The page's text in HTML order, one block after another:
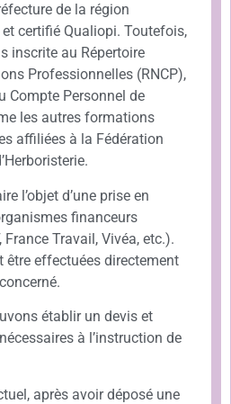
de la région
certifié Qualiopi. Toutefois,
inscrite au Répertoire
Professionnelles (RNCP),
Compte Personnel de
les autres formations
affiliées à la Fédération
l’objet d’une prise en
financeurs
France Travail, Vivéa, etc.).
être effectuées directement
établir un devis et
à l’instruction de
après avoir déposé une